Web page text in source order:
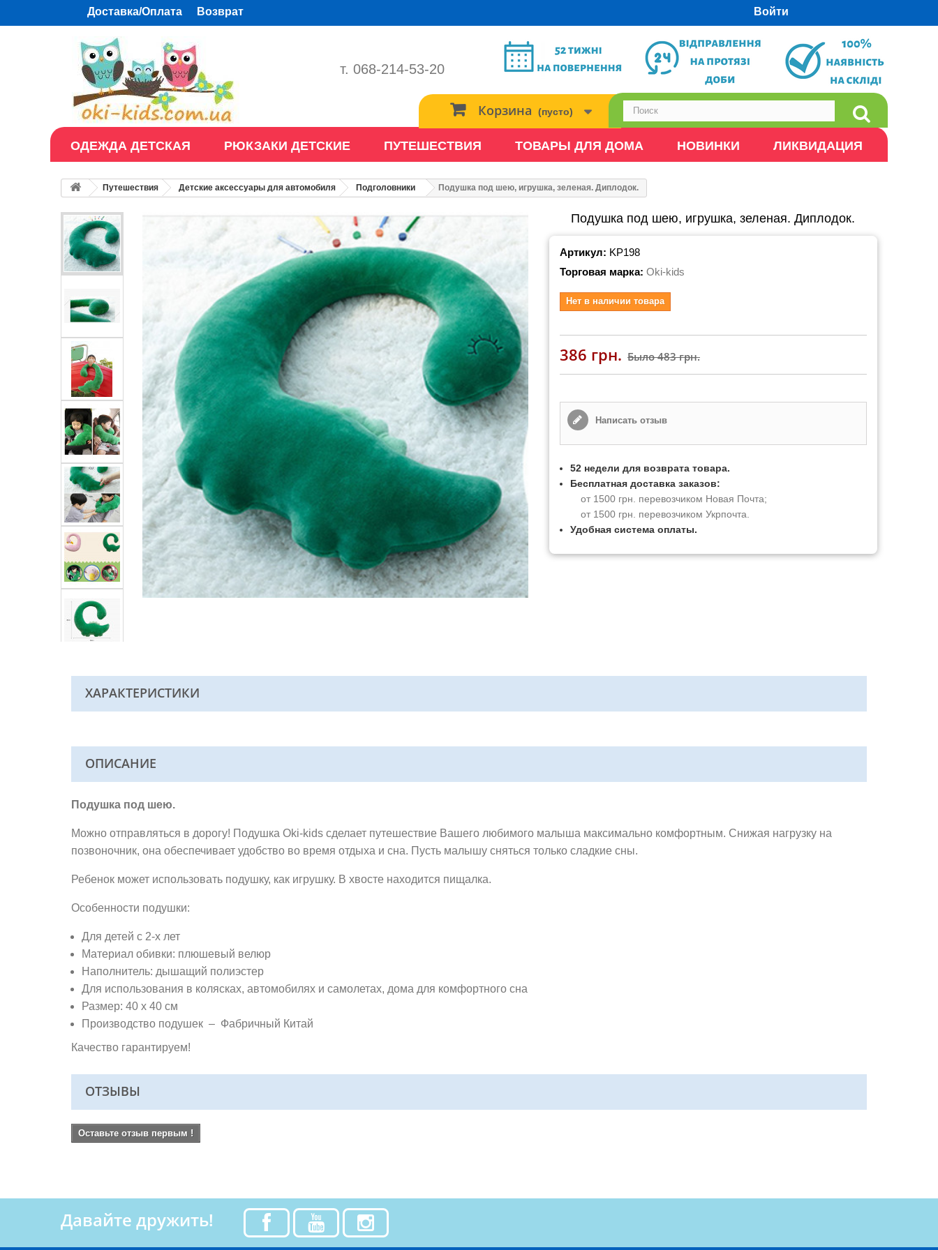
Доставка/Оплата Возврат Войти
т. 068-214-53-20
Корзина (пусто)
ОДЕЖДА ДЕТСКАЯ РЮКЗАКИ ДЕТСКИЕ ПУТЕШЕСТВИЯ ТОВАРЫ ДЛЯ ДОМА НОВИНКИ ЛИКВИДАЦИЯ
Путешествия Детские аксессуары для автомобиля Подголовники Подушка под шею, игрушка, зеленая. Диплодок.
Подушка под шею, игрушка, зеленая. Диплодок.
Артикул: KP198
Торговая марка: Oki-kids
Нет в наличии товара
386 грн. Было483 грн.
Написать отзыв
52 недели для возврата товара.
Бесплатная доставка заказов:
от 1500 грн. перевозчиком Новая Почта;
от 1500 грн. перевозчиком Укрпочта.
Удобная система оплаты.
ХАРАКТЕРИСТИКИ
ОПИСАНИЕ
Подушка под шею.
Можно отправляться в дорогу! Подушка Oki-kids сделает путешествие Вашего любимого малыша максимально комфортным. Снижая нагрузку на
позвоночник, она обеспечивает удобство во время отдыха и сна. Пусть малышу сняться только сладкие сны.
Ребенок может использовать подушку, как игрушку. В хвосте находится пищалка.
Особенности подушки:
Для детей с 2-х лет
Материал обивки: плюшевый велюр
Наполнитель: дышащий полиэстер
Для использования в колясках, автомобилях и самолетах, дома для комфортного сна
Размер: 40 х 40 см
Производство подушек – Фабричный Китай
Качество гарантируем!
ОТЗЫВЫ
Оставьте отзыв первым !
Давайте дружить!